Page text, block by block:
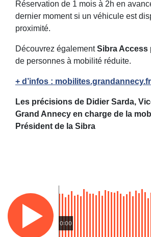
Réservation de 1 mois à 2h en
dernier moment si un véhicule est
proximité.
Découvrez égalementSibra Access
de personnes à mobilité réduite.
+ d’infos : mobilites.grandannecy.fr
Les précisions de Didier Sarda,
Grand Annecy en charge de la
Président de la Sibra
0:00